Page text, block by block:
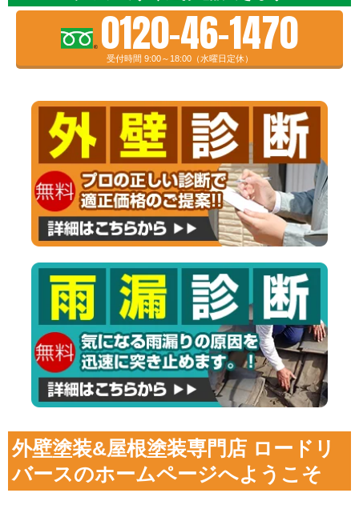
0120-46-1470
受付時間 9:00～18:00（水曜日定休）
外壁塗装&屋根塗装専門店 ロードリ
バースのホームページへようこそ